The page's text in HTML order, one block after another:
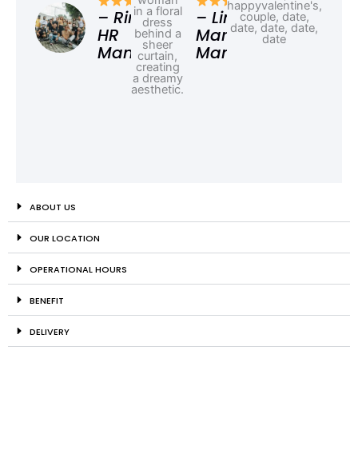
– Rina,
HR
Manager
– Linda,
Marketing
Manager
ABOUT US
OUR LOCATION
OPERATIONAL HOURS
BENEFIT
DELIVERY